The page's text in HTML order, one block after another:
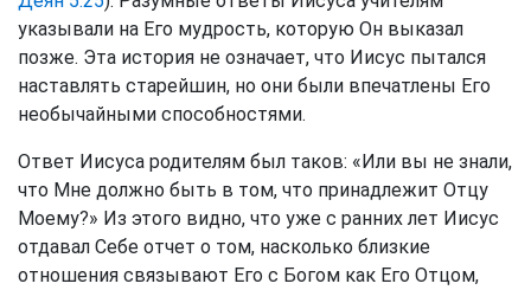
указывали на Его мудрость, которую Он выказал
позже. Эта история не означает, что Иисус пытался
наставлять старейшин, но они были впечатлены Его
необычайными способностями.
Ответ Иисуса родителям был таков: «Или вы не знали,
что Мне должно быть в том, что принадлежит Отцу
Моему?» Из этого видно, что уже с ранних лет Иисус
отдавал Себе отчет о том, насколько близкие
отношения связывают Его с Богом как Его Отцом,